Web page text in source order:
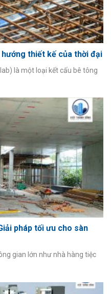
hướng thiết kế của thời đại
là một loại kết cấu bê tông
pháp tối ưu cho sàn
gian lớn như nhà hàng tiệc